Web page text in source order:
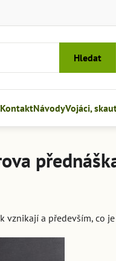
Hledat
KontaktNávodyVojáci,
vznikají a především, co